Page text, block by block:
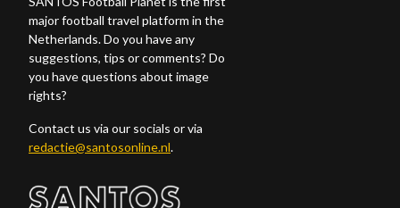
major football travel platform in the
Netherlands. Do you have any
suggestions, tips or comments? Do
you have questions about image
rights?
Contact us via our socials or via
redactie@santosonline.nl.